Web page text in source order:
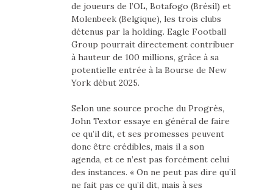
de joueurs de l’OL, Botafogo (Brésil) et
Molenbeek (Belgique), les trois clubs
détenus par la holding. Eagle Football
Group pourrait directement contribuer
à hauteur de 100 millions, grâce à sa
potentielle entrée à la Bourse de New
York début 2025.
Selon une source proche du Progrès,
John Textor essaye en général de faire
ce qu’il dit, et ses promesses peuvent
donc être crédibles, mais il a son
agenda, et ce n’est pas forcément celui
des instances. « On ne peut pas dire qu’il
ne fait pas ce qu’il dit, mais à ses